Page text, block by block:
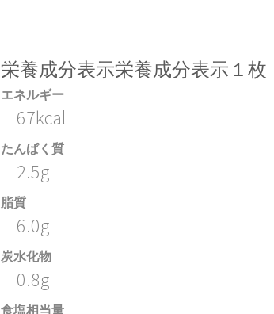
栄養成分表示栄養成分表示１枚
エネルギー
67kcal
たんぱく質
2.5g
脂質
6.0g
炭水化物
0.8g
食塩相当量